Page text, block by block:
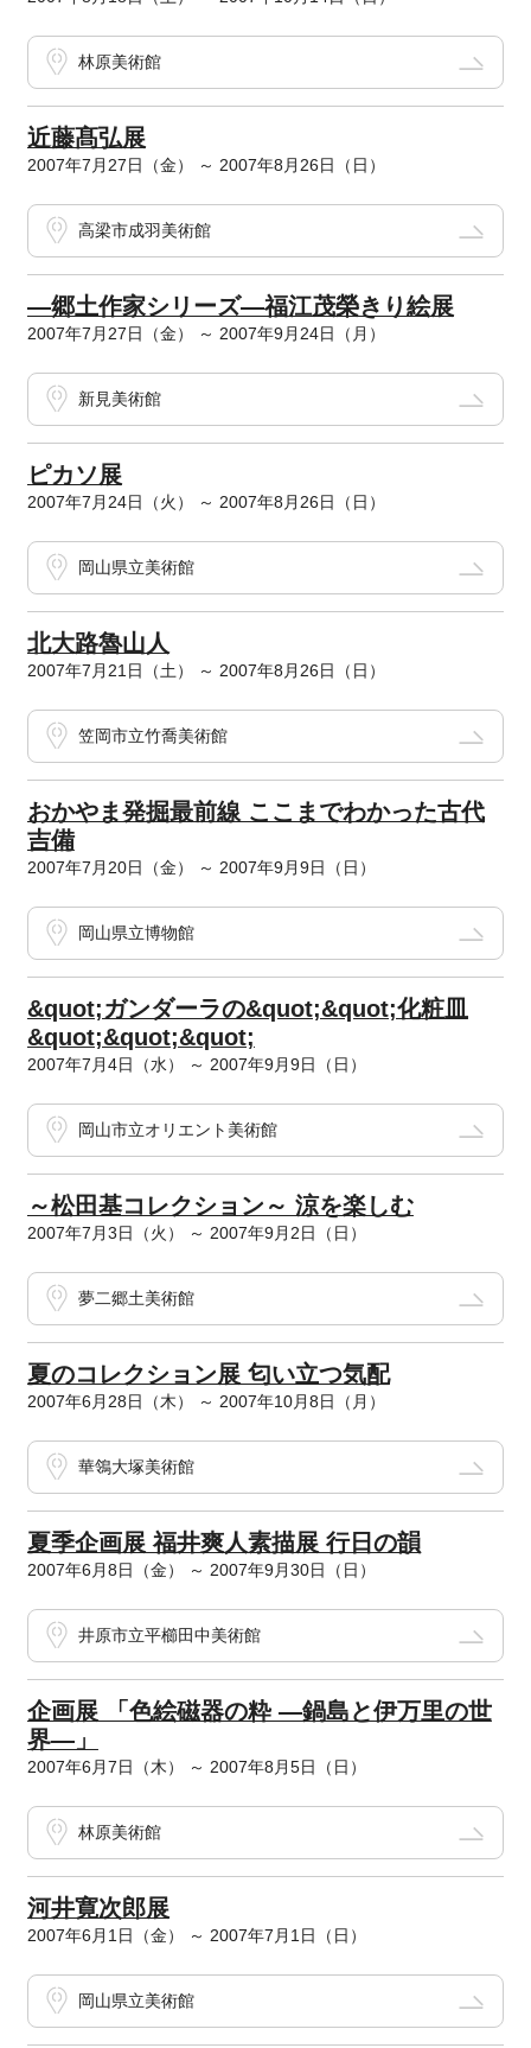
林原美術館
近藤髙弘展
2007年7月27日（金） ～ 2007年8月26日（日）
高梁市成羽美術館
―郷土作家シリーズ―福江茂榮きり絵展
2007年7月27日（金） ～ 2007年9月24日（月）
新見美術館
ピカソ展
2007年7月24日（火） ～ 2007年8月26日（日）
岡山県立美術館
北大路魯山人
2007年7月21日（土） ～ 2007年8月26日（日）
笠岡市立竹喬美術館
おかやま発掘最前線 ここまでわかった古代
吉備
2007年7月20日（金） ～ 2007年9月9日（日）
岡山県立博物館
&quot;ガンダーラの&quot;&quot;化粧皿
&quot;&quot;&quot;
2007年7月4日（水） ～ 2007年9月9日（日）
岡山市立オリエント美術館
～松田基コレクション～ 涼を楽しむ
2007年7月3日（火） ～ 2007年9月2日（日）
夢二郷土美術館
夏のコレクション展 匂い立つ気配
2007年6月28日（木） ～ 2007年10月8日（月）
華鴒大塚美術館
夏季企画展 福井爽人素描展 行日の韻
2007年6月8日（金） ～ 2007年9月30日（日）
井原市立平櫛田中美術館
企画展 「色絵磁器の粋 ―鍋島と伊万里の世
界―」
2007年6月7日（木） ～ 2007年8月5日（日）
林原美術館
河井寛次郎展
2007年6月1日（金） ～ 2007年7月1日（日）
岡山県立美術館